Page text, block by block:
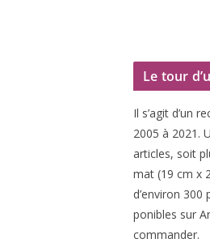
Le tour
Il s’agit d’un
2005 à 2021 .
articles, soit
mat (19 cm x
d’environ 300
po­nibles sur
commander.